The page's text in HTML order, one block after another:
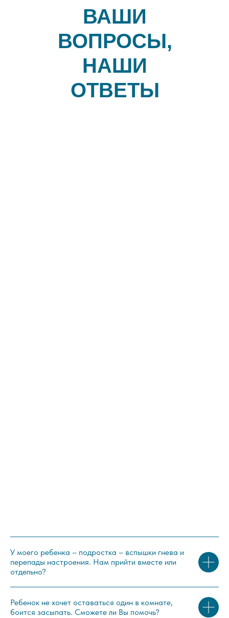
ВАШИ
ВОПРОСЫ,
НАШИ
ОТВЕТЫ
У моего ребенка – подростка – вспышки гнева и
перепады настроения. Нам прийти вместе или
отдельно?
Ребенок не хочет оставаться один в комнате,
боится засыпать. Сможете ли Вы помочь?